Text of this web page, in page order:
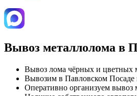
Вывоз металлолома в
Вывоз лома чёрных и цветных
Вывозим в Павловском Посаде
Оперативно организуем вывоз